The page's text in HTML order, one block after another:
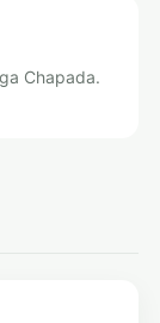
Chapada.